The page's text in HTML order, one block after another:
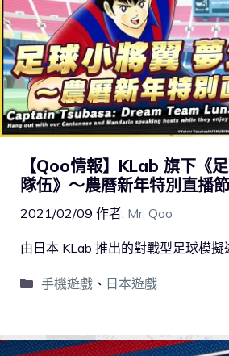
【Qoo情報】KLab 旗下《
隊伍》～農曆新年特別直播
2021/02/09 作者: Mr. Qoo
由日本 KLab 推出的對戰型足球模擬
手機遊戲、 日本遊戲